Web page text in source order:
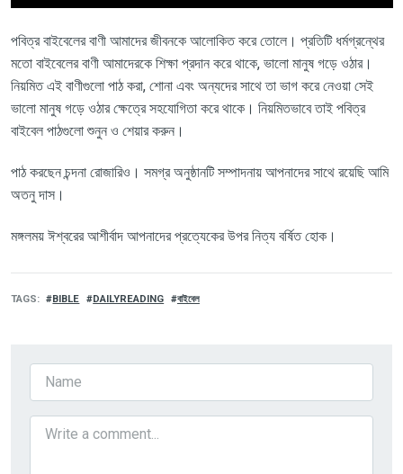
পবিত্র বাইবেলের বাণী আমাদের জীবনকে আলোকিত করে তোলে। প্রতিটি ধর্মগ্রন্থের
মতো বাইবেলের বাণী আমাদেরকে শিক্ষা প্রদান করে থাকে, ভালো মানুষ গড়ে ওঠার।
নিয়মিত এই বাণীগুলো পাঠ করা, শোনা এবং অন্যদের সাথে তা ভাগ করে নেওয়া সেই
ভালো মানুষ গড়ে ওঠার ক্ষেত্রে সহযোগিতা করে থাকে। নিয়মিতভাবে তাই পবিত্র
বাইবেল পাঠগুলো শুনুন ও শেয়ার করুন।
পাঠ করছেন চন্দনা রোজারিও। সমগ্র অনুষ্ঠানটি সম্পাদনায় আপনাদের সাথে রয়েছি আমি
অতনু দাস।
মঙ্গলময় ঈশ্বরের আশীর্বাদ আপনাদের প্রত্যেকের উপর নিত্য বর্ষিত হোক।
TAGS BIBLE DAILYREADING বাইবেল